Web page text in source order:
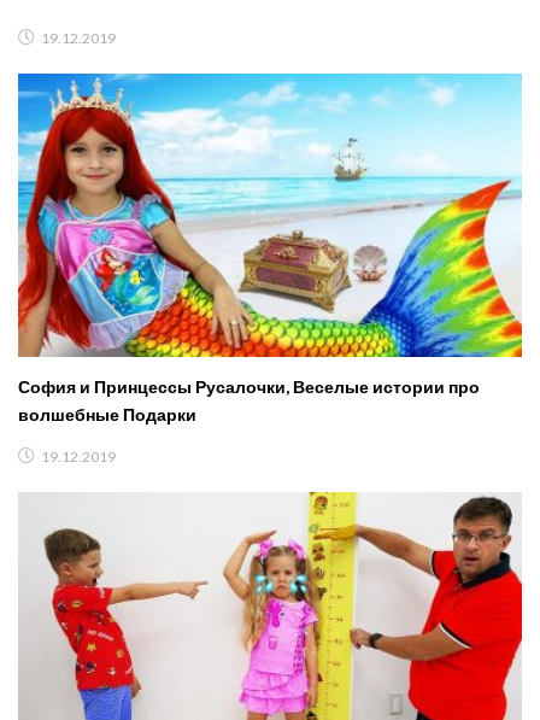
19.12.2019
София и Принцессы Русалочки, Веселые истории про
волшебные Подарки
19.12.2019